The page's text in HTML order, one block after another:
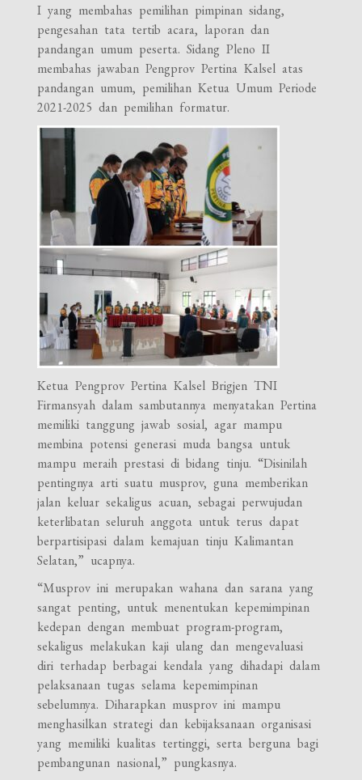
I yang membahas pemilihan pimpinan sidang,
pengesahan tata tertib acara, laporan dan
pandangan umum peserta. Sidang Pleno II
membahas jawaban Pengprov Pertina Kalsel atas
pandangan umum, pemilihan Ketua Umum Periode
2021-2025 dan pemilihan formatur.
Ketua Pengprov Pertina Kalsel Brigjen TNI
Firmansyah dalam sambutannya menyatakan Pertina
memiliki tanggung jawab sosial, agar mampu
membina potensi generasi muda bangsa untuk
mampu meraih prestasi di bidang tinju. “Disinilah
pentingnya arti suatu musprov, guna memberikan
jalan keluar sekaligus acuan, sebagai perwujudan
keterlibatan seluruh anggota untuk terus dapat
berpartisipasi dalam kemajuan tinju Kalimantan
Selatan,” ucapnya.
“Musprov ini merupakan wahana dan sarana yang
sangat penting, untuk menentukan kepemimpinan
kedepan dengan membuat program-program,
sekaligus melakukan kaji ulang dan mengevaluasi
diri terhadap berbagai kendala yang dihadapi dalam
pelaksanaan tugas selama kepemimpinan
sebelumnya. Diharapkan musprov ini mampu
menghasilkan strategi dan kebijaksanaan organisasi
yang memiliki kualitas tertinggi, serta berguna bagi
pembangunan nasional,” pungkasnya.